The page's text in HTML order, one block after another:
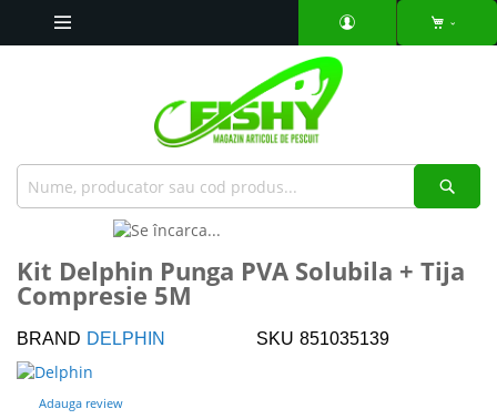
the
end
the
images
gallery
to
the
beginning
of
the
images
gallery
Kit Delphin Punga PVA Solubila + Tija
Compresie 5M
BRAND DELPHIN SKU 851035139
Adauga review